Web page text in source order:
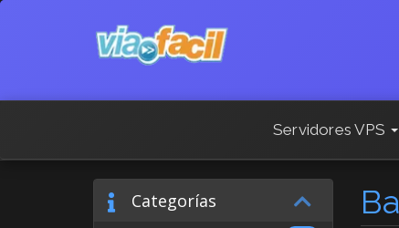
Servidores VPS
Categorías